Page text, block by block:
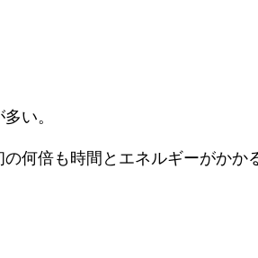
い。
何倍も時間とエネルギーがかか